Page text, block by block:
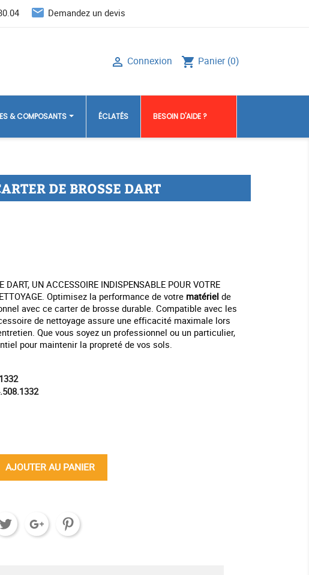
email Demandez un devis
shopping_cart Panier (0)
 Connexion
& COMPOSANTS ÉCLATÉS BESOIN D'AIDE ?
DE BROSSE DART
DART, UN ACCESSOIRE INDISPENSABLE POUR VOTRE
Optimisez la performance de votre matériel de
avec ce carter de brosse durable. Compatible avec les
de nettoyage assure une efficacité maximale lors
Que vous soyez un professionnel ou un particulier,
pour maintenir la propreté de vos sols.
AJOUTER AU PANIER